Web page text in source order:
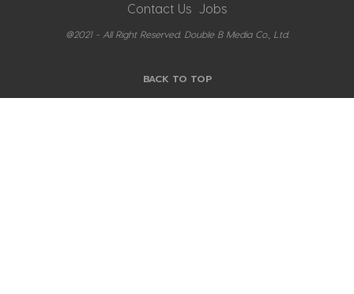
Contact Us Jobs
@2021 - All Right Reserved. Double B Media Co., Ltd.
BACK TO TOP